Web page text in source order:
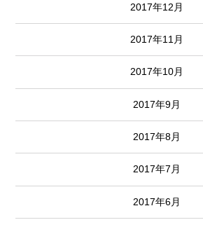
2017年12月
2017年11月
2017年10月
2017年9月
2017年8月
2017年7月
2017年6月